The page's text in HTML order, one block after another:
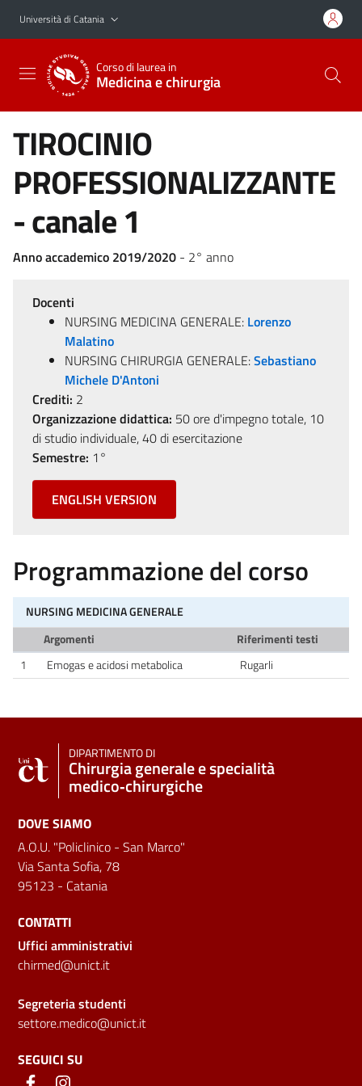
Vai al contenuto principale
Vai al menu di navigazione
Università di Catania
Corso di laurea in
Medicina e chirurgia
TIROCINIO
PROFESSIONALIZZANTE
- canale 1
Anno accademico 2019/2020 - 2° anno
Docenti
NURSING MEDICINA GENERALE: Lorenzo
Malatino
NURSING CHIRURGIA GENERALE:Sebastiano
Michele D'Antoni
Crediti: 2
Organizzazione didattica: 50 ore d'impegno totale, 10
di studio individuale, 40 di esercitazione
Semestre: 1°
ENGLISH VERSION
Programmazione del corso
NURSING MEDICINA GENERALE
Argomenti
Riferimenti testi
1
Emogas e acidosi metabolica Rugarli
DIPARTIMENTO DI
Chirurgia generale e specialità
medico‑chirurgiche
DOVE SIAMO
A.O.U. "Policlinico - San Marco"
Via Santa Sofia, 78
95123 - Catania
CONTATTI
Uffici amministrativi
chirmed@unict.it
Segreteria studenti
settore.medico@unict.it
SEGUICI SU